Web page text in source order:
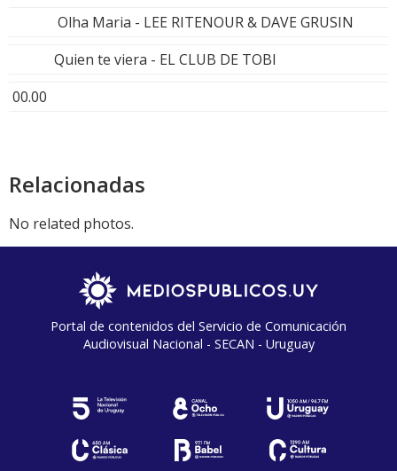
Olha Maria - LEE RITENOUR & DAVE GRUSIN
Quien te viera - EL CLUB DE TOBI
00.00
Relacionadas
No related photos.
Portal de contenidos del Servicio de Comunicación
Audiovisual Nacional - SECAN - Uruguay